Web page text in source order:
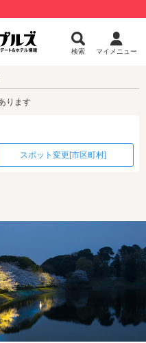
検索 マイメニュー
ります
スポット変更[市区町村]